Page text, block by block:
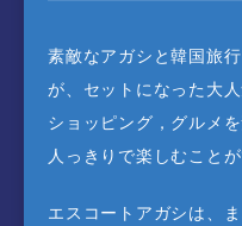
素敵なアガシと韓国旅
が、セットになった大
ショッピング，グルメ
人っきりで楽しむことが
エスコートアガシは、